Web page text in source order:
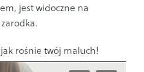
jest widoczne na
rośnie twój maluch!